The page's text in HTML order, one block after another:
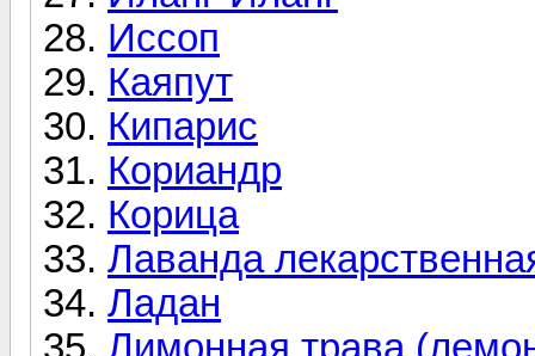
Иссоп
Каяпут
Кипарис
Кориандр
Корица
Лаванда
Ладан
Лимонная трава